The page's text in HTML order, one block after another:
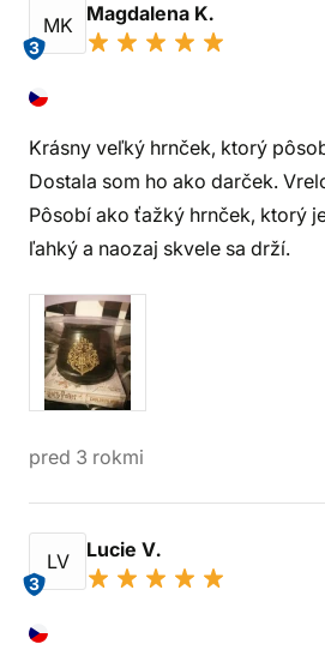
MK
3
Magdalena K.
Krásny veľký hrnček, ktorý
Dostala som ho ako darček.
Pôsobí ako ťažký hrnček, ktorý
ľahký a naozaj skvele sa drží.
pred 3 rokmi
LV
3
Lucie V.